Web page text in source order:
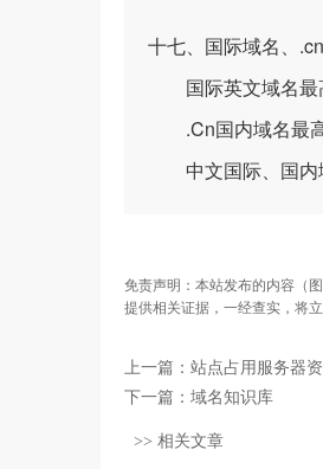
十七、国际域名、
国际英文域名最
.Cn国内域名最
中文国际、国内
免责声明：本站发布的内容（
提供相关证据，一经查实，将
上一篇： 站点占用服务器
下一篇： 域名知识库
>> 相关文章